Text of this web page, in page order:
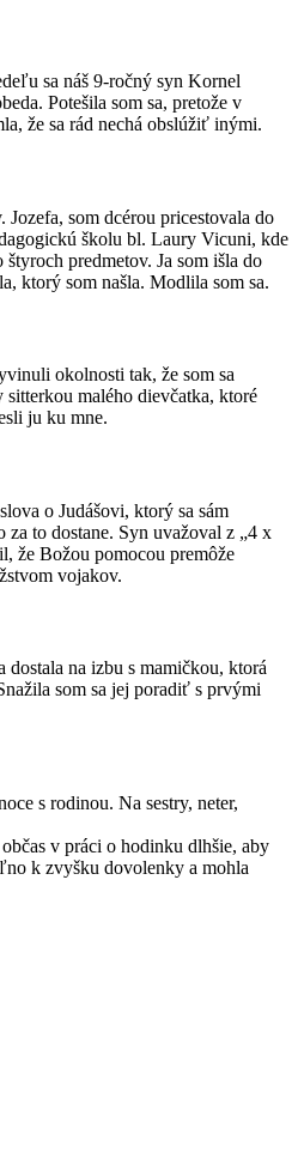
sa náš 9-ročný syn Kornel
Potešila som sa, pretože v
že sa rád nechá obslúžiť inými.
Jozefa, som dcérou pricestovala do
školu bl. Laury Vicuni, kde
predmetov. Ja som išla do
ktorý som našla. Modlila som sa.
okolnosti tak, že som sa
sitterkou malého dievčatka, ktoré
ju ku mne.
o Judášovi, ktorý sa sám
za to dostane. Syn uvažoval z „4 x
že Božou pomocou premôže
vojakov.
dostala na izbu s mamičkou, ktorá
som sa jej poradiť s prvými
s rodinou. Na sestry, neter,
v práci o hodinku dlhšie, aby
k zvyšku dovolenky a mohla